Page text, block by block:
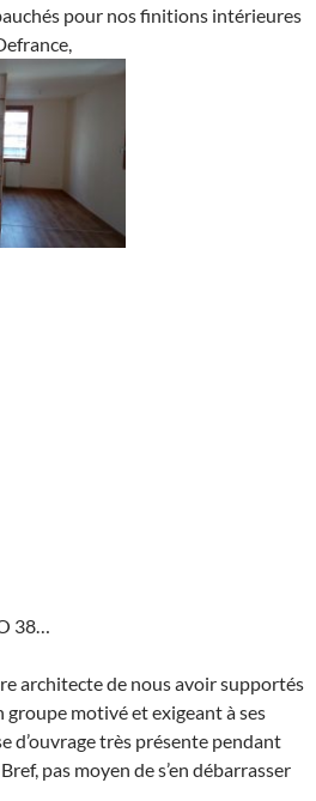
pour nos finitions intérieures
38…
architecte de nous avoir supportés
motivé et exigeant à ses
d’ouvrage très présente pendant
pas moyen de s’en débarrasser